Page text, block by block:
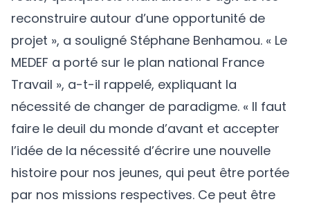
reconstruire autour d’une opportunité de
projet », a souligné Stéphane Benhamou. « Le
MEDEF a porté sur le plan national France
Travail », a-t-il rappelé, expliquant la
nécessité de changer de paradigme. « Il faut
faire le deuil du monde d’avant et accepter
l’idée de la nécessité d’écrire une nouvelle
histoire pour nos jeunes, qui peut être portée
par nos missions respectives. Ce peut être